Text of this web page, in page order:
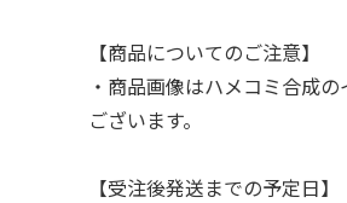
【商品についてのご注意】
・商品画像はハメコミ合成
ございます。
【受注後発送までの予定日】